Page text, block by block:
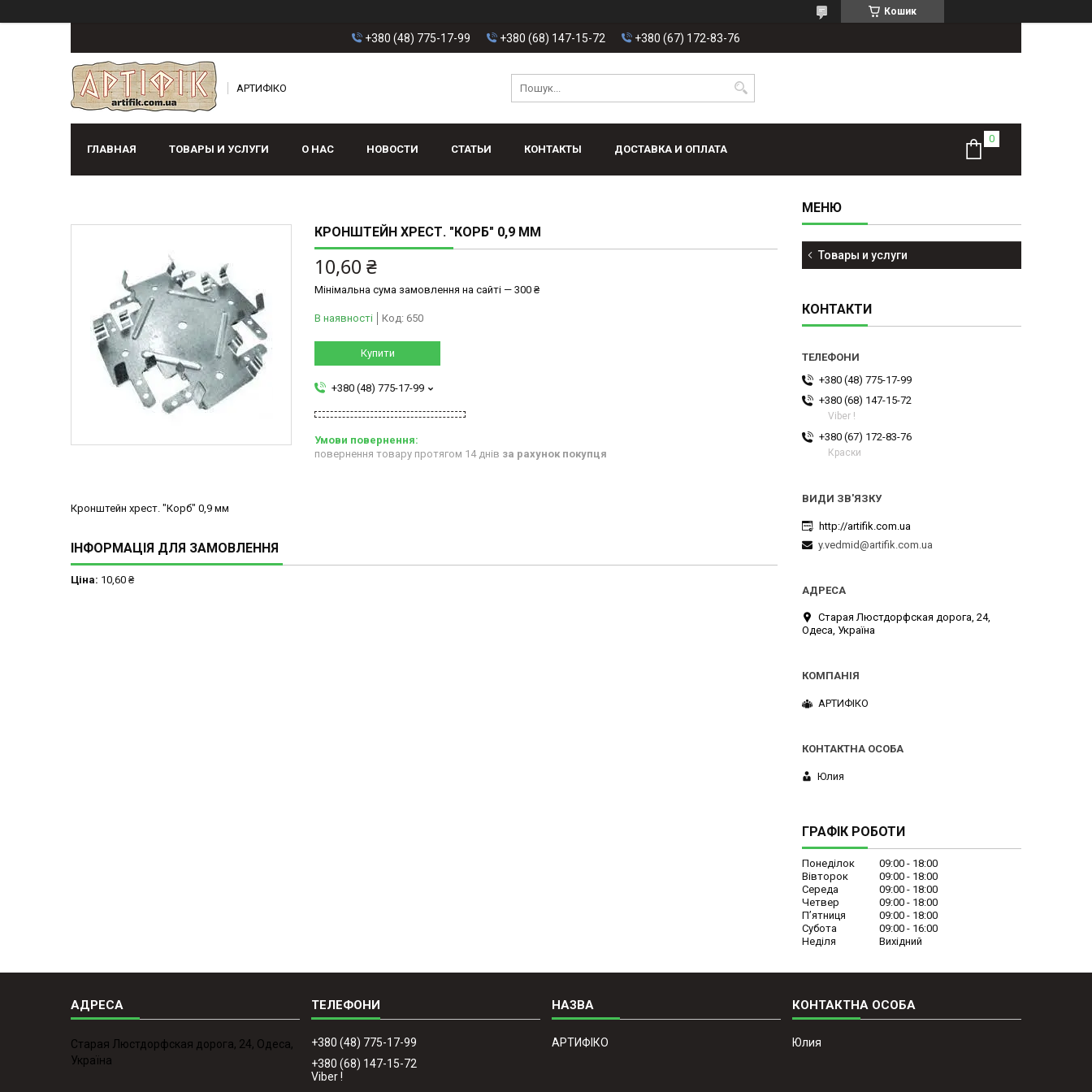
Кошик
+380 (48) 775-17-99 +380 (68) 147-15-72 +380 (67) 172-83-76
АРТИФІКО
ГЛАВНАЯ ТОВАРЫ И УСЛУГИ О НАС НОВОСТИ СТАТЬИ КОНТАКТЫ ДОСТАВКА И ОПЛАТА
КРОНШТЕЙН ХРЕСТ. "КОРБ" 0,9 ММ
10,60 ₴
Мінімальна сума замовлення на сайті — 300 ₴
В наявності Код: 650
Купити
+380 (48) 775-17-99
повернення товару протягом 14 днів за рахунок покупця
Кронштейн хрест. "Корб" 0,9 мм
ІНФОРМАЦІЯ ДЛЯ ЗАМОВЛЕННЯ
Ціна: 10,60 ₴
Товары и услуги
КОНТАКТИ
+380 (48) 775-17-99
+380 (68) 147-15-72
Viber !
+380 (67) 172-83-76
Краски
http://artifik.com.ua
y.vedmid@artifik.com.ua
Старая Люстдорфская дорога, 24,
Одеса, Україна
АРТИФІКО
Юлия
ГРАФІК РОБОТИ
Понеділок 09:00
18:00
Вівторок
09:00
18:00
Середа
09:00
18:00
Четвер
09:00
18:00
Пʼятниця
09:00
18:00
Субота
09:00
16:00
Неділя
Вихідний
Старая Люстдорфская дорога, 24, Одеса,
Україна
+380 (48) 775-17-99
+380 (68) 147-15-72
Viber !
АРТИФІКО Юлия